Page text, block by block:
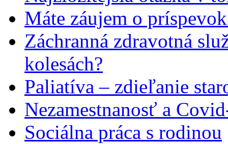
Máte záujem o
Záchranná zdravotná
kolesách?
Paliatíva – zdieľanie
Nezamestnanosť a
Sociálna práca s rodinou